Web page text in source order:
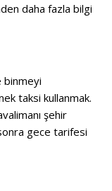
daha fazla bilgi
binmeyi
taksi kullanmak.
şehir
gece tarifesi